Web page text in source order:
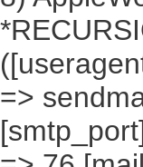
=>